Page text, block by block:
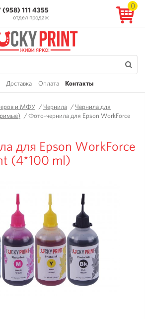
(958) 111 4355
отдел продаж
0
Доставка Оплата Контакты
и МФУ /Чернила /Чернила для
/Фото-чернила для Epson WorkForce
для Epson WorkForce
(4*100 ml)